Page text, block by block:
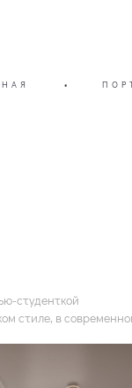
•
студенткой
стиле, в